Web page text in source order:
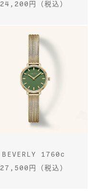
24,200円（税込）
BEVERLY 1760c
27,500円（税込）